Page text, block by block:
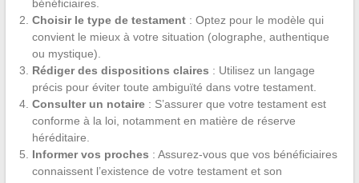
bénéficiaires.
Choisir le type de testament: Optez pour le modèle qui
convient le mieux à votre situation (olographe, authentique
ou mystique).
Rédiger des dispositions claires : Utilisez un langage
précis pour éviter toute ambiguïté dans votre testament.
Consulter un notaire: S’assurer que votre testament est
conforme à la loi, notamment en matière de réserve
héréditaire.
Informer vos proches : Assurez-vous que vos bénéficiaires
connaissent l’existence de votre testament et son